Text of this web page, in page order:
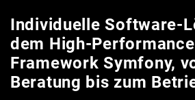
Individuelle Software-
dem High-
Framework Symfony,
Beratung bis zum